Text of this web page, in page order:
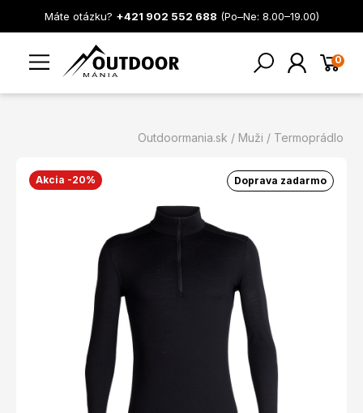
Máte otázku? +421 902 552 688 (Po–Ne: 8.00–19.00)
0
Outdoormania.sk Muži Termoprádlo
Doprava zadarmo
Akcia -20%